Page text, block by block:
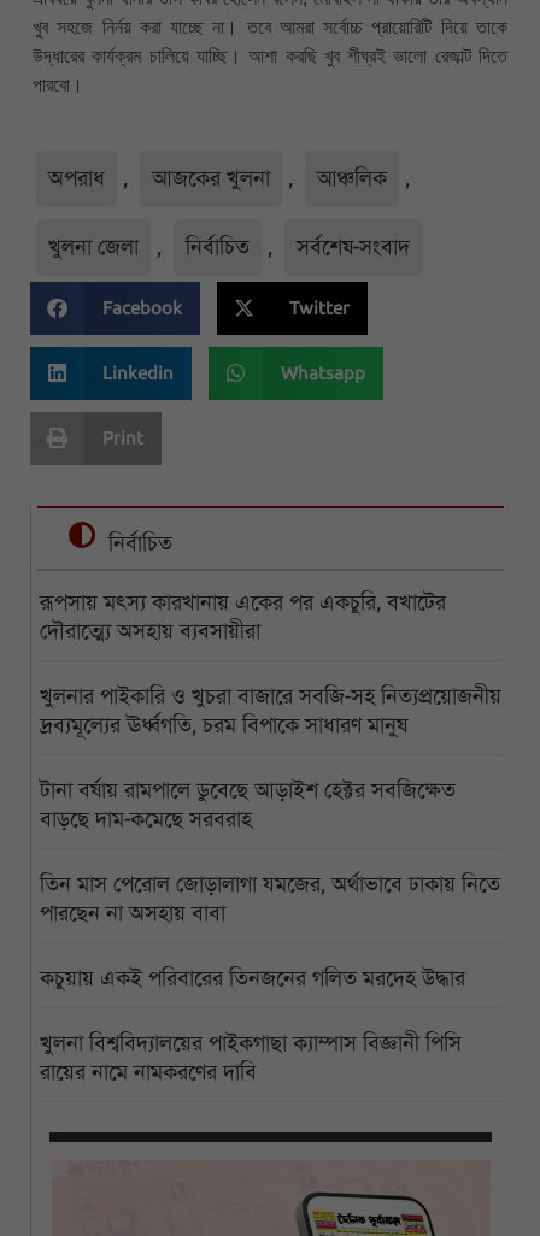
খুব সহজে নির্নয় করা যাচ্ছে না। তবে আমরা সর্বোচ্চ প্রায়োরিটি দিয়ে তাকে
উদ্ধারের কার্যক্রম চালিয়ে যাচ্ছি। আশা করছি খুব শীঘ্রই ভালো রেজাল্ট দিতে
পারবো।
অপরাধ , আজকের খুলনা , আঞ্চলিক ,
খুলনা জেলা , নির্বাচিত , সর্বশেষ-সংবাদ
Facebook Twitter
Linkedin Whatsapp
Print
নির্বাচিত
রূপসায় মৎস্য কারখানায় একের পর একচুরি, বখাটের
দৌরাত্ম্যে অসহায় ব্যবসায়ীরা
খুলনার পাইকারি ও খুচরা বাজারে সবজি-সহ নিত্যপ্রয়োজনীয়
দ্রব্যমূল্যের ঊর্ধ্বগতি, চরম বিপাকে সাধারণ মানুষ
টানা বর্ষায় রামপালে ডুবেছে আড়াইশ হেক্টর সবজিক্ষেত
বাড়ছে দাম-কমেছে সরবরাহ
তিন মাস পেরোল জোড়ালাগা যমজের, অর্থাভাবে ঢাকায় নিতে
পারছেন না অসহায় বাবা
কচুয়ায় একই পরিবারের তিনজনের গলিত মরদেহ উদ্ধার
খুলনা বিশ্ববিদ্যালয়ের পাইকগাছা ক্যাম্পাস বিজ্ঞানী পিসি
রায়ের নামে নামকরণের দাবি